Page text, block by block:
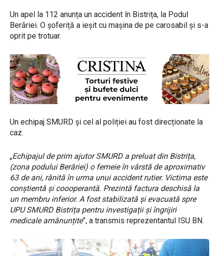
Un apel la 112 anunța un accident în Bistrița, la Podul
Berăriei. O șoferiță a ieșit cu mașina de pe carosabil și s-a
oprit pe trotuar.
Un echipaj SMURD și cel al poliției au fost direcționate la
caz.
„Echipajul de prim ajutor SMURD a preluat din Bistrița,
(zona podului Berăriei) o femeie în vârstă de aproximativ
63 de ani, rănită în urma unui accident rutier. Victima este
conștientă și coooperantă. Prezintă factura deschisă la
un membru inferior. A fost stabilizată și evacuată spre
UPU SMURD Bistrița pentru investigații și îngrijiri
medicale amănunțite”, a transmis reprezentantul ISU BN.